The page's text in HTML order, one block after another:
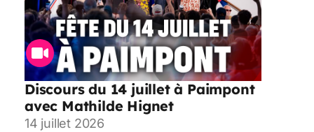
Discours du 14 juillet à Paimpont
avec Mathilde Hignet
14 juillet 2026